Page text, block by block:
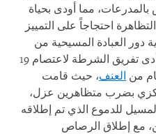
مما أودى بحياة
احتجاجاً على التمييز
دور العبادة المسيحية من
الهجمات التي تتعرض لها. ولقد أدى تفريق الشرطة لاعتصام 19
من العنف، حيث قامت
بضرب متظاهرين عزل،
للدموع الذي تم إطلاقه
مع إطلاق الرصاص